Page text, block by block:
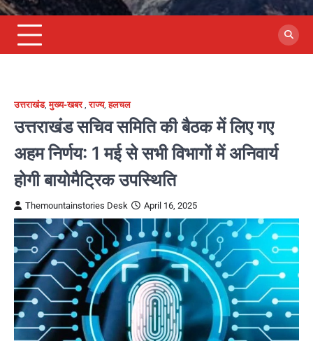
उत्तराखंड,मुख्य-खबर,राज्य,हलचल
उत्तराखंड सचिव समिति की बैठक में लिए गए
अहम निर्णय: 1 मई से सभी विभागों में अनिवार्य
होगी बायोमैट्रिक उपस्थिति
Themountainstories Desk April 16, 2025